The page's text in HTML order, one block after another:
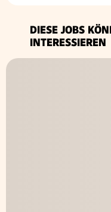
DIESE JOBS
INTERESSIEREN